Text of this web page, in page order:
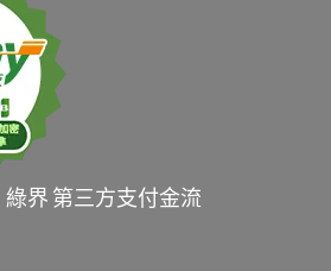
界 第三方支付金流